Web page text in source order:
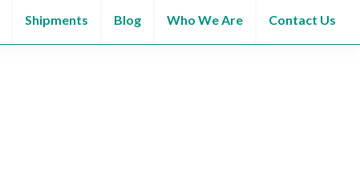
Contact Us
Who We Are
Blog
Shipments